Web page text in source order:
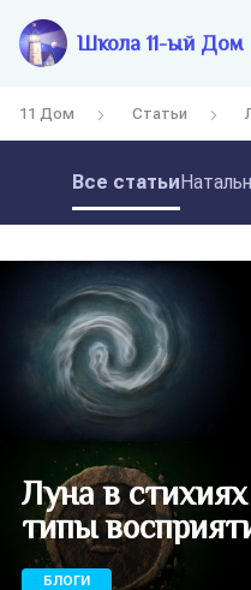
Школа 11-ый Дом
11 Дом Статьи
Все статьи
Луна в
типы
БЛОГИ